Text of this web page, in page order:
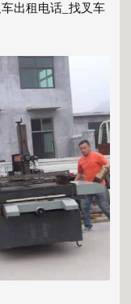
出租电话_找叉车